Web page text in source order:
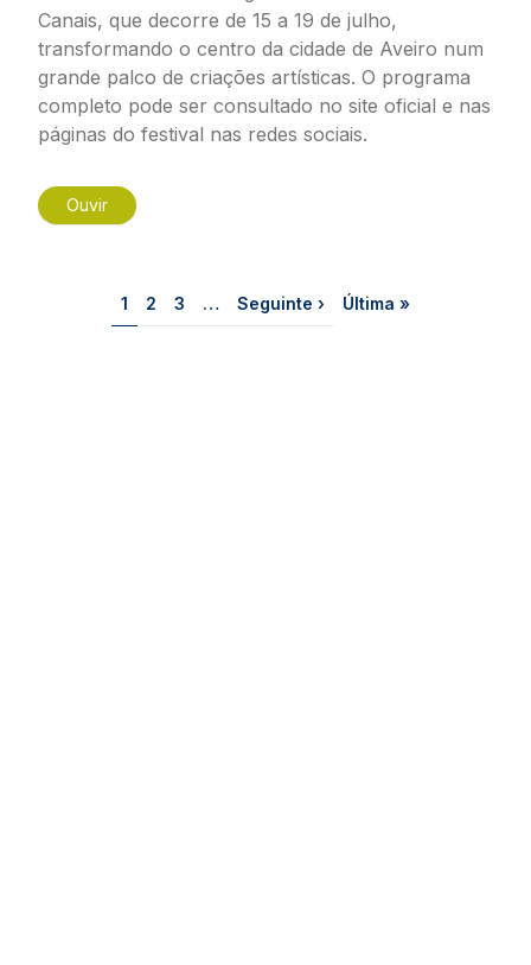
Canais, que decorre de 15 a 19 de julho,
transformando o centro da cidade de Aveiro num
grande palco de criações artísticas. O programa
completo pode ser consultado no site oficial e nas
páginas do festival nas redes sociais.
Ouvir
Página
1 Página
2 Página
3 … Próxima página
Seguinte › Última página
Última »